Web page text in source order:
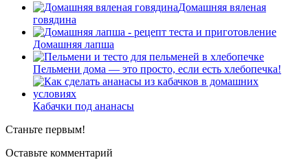
Домашняя вяленая
говядина
Домашняя лапша
Пельмени дома — это просто, если есть хлебопечка!
Кабачки под ананасы
Станьте первым!
Оставьте комментарий